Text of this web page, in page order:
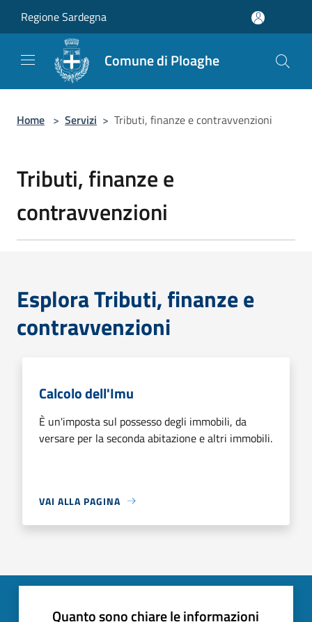
Regione Sardegna
Comune di Ploaghe
Home > Servizi > Tributi, finanze e contravvenzioni
Tributi, finanze e
contravvenzioni
Esplora Tributi, finanze e
contravvenzioni
Calcolo dell'Imu
È un'imposta sul possesso degli immobili, da
versare per la seconda abitazione e altri immobili.
VAI ALLA PAGINA
Quanto sono chiare le informazioni